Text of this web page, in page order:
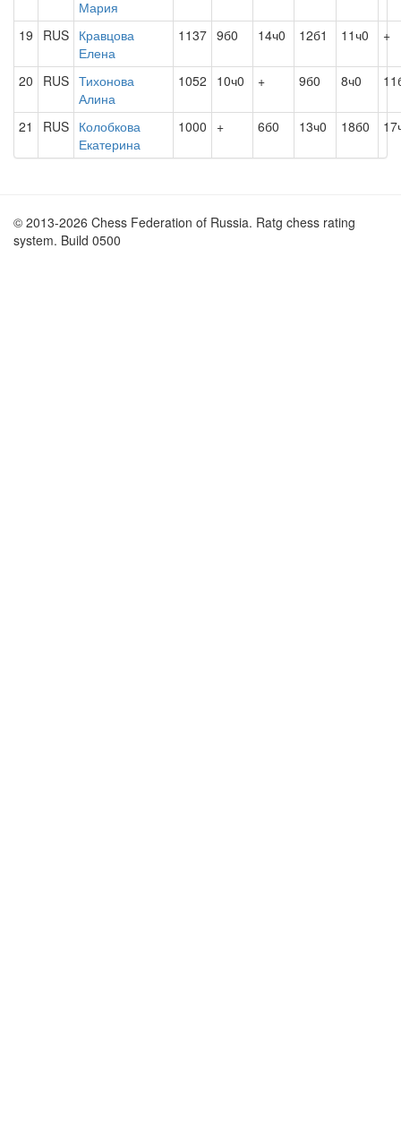
Мария
19
RUS Кравцова
Елена
1137 9б0 14ч0 12б1 11ч0 +
20 RUS Тихонова
Алина
1052 10ч0 + 9б0 8ч0
21 RUS Колобкова
Екатерина
1000 + 6б0 13ч0 18б0
© 2013-2026 Chess Federation of Russia. Ratg chess rating
system. Build 0500